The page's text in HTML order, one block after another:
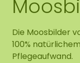
Die Moosbilder
100%
Pflegeaufwand.